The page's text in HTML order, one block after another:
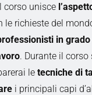
corso unisce
le richieste del
in
. Durante il corso
le tecniche di
i principali capi